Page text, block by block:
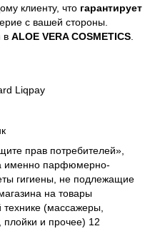
клиенту, что гарантирует
с вашей стороны.
в ALOE VERA COSMETICS
Liqpay
прав потребителей»,
именно парфюмерно-
гигиены, не подлежащие
на товары
(массажеры,
и прочее) 12